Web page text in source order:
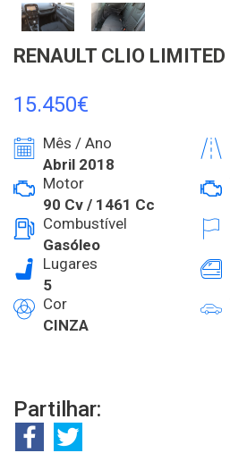
RENAULT CLIO LIMITED
15.450€
Mês / Ano
Abril 2018
Motor
90 Cv / 1461 Cc
Combustível
Gasóleo
Lugares
5
Cor
CINZA
Partilhar: